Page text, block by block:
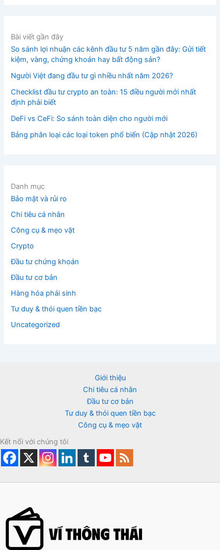
Bài viết gần đây
So sánh lợi nhuận các kênh đầu tư 5 năm gần đây: Gửi tiết
kiệm, vàng, chứng khoán hay bất động sản?
Người Việt đang đầu tư gì nhiều nhất năm 2026?
Checklist đầu tư crypto an toàn: 15 điều người mới nhất
định phải biết
DeFi vs CeFi: So sánh toàn diện cho người mới
Bảng phân loại các loại token phổ biến (Cập nhật 2026)
Danh mục
Bảo mật và rủi ro
Chi tiêu cá nhân
Công cụ & mẹo vặt
Crypto
Đầu tư chứng khoán
Đầu tư cơ bản
Hàng hóa phái sinh
Tư duy & thói quen tiền bạc
Uncategorized
Giới thiệu
Chi tiêu cá nhân
Đầu tư cơ bản
Tư duy & thói quen tiền bạc
Công cụ & mẹo vặt
Kết nối với chúng tôi